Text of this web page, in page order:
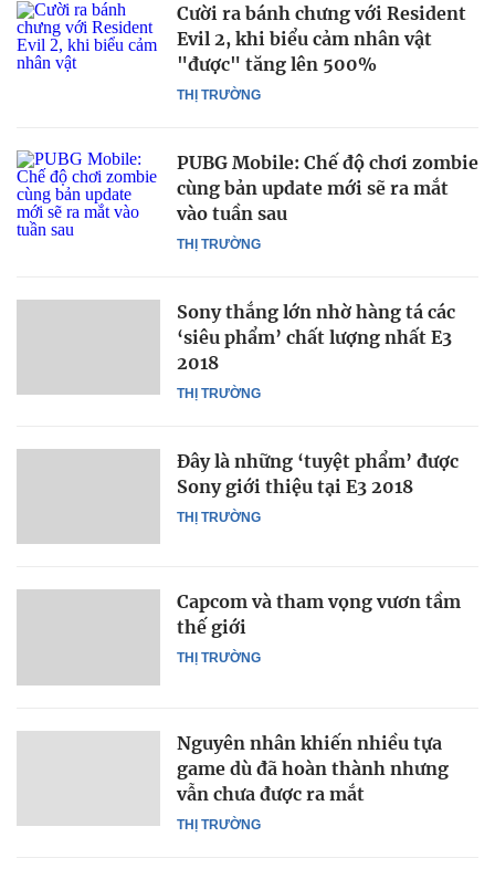
THỊ TRƯỜNG
Cười ra bánh chưng với Resident
Evil 2, khi biểu cảm nhân vật
"được" tăng lên 500%
THỊ TRƯỜNG
PUBG Mobile: Chế độ chơi zombie
cùng bản update mới sẽ ra mắt
vào tuần sau
THỊ TRƯỜNG
Sony thắng lớn nhờ hàng tá các
‘siêu phẩm’ chất lượng nhất E3
2018
THỊ TRƯỜNG
Đây là những ‘tuyệt phẩm’ được
Sony giới thiệu tại E3 2018
THỊ TRƯỜNG
Capcom và tham vọng vươn tầm
thế giới
THỊ TRƯỜNG
Nguyên nhân khiến nhiều tựa
game dù đã hoàn thành nhưng
vẫn chưa được ra mắt